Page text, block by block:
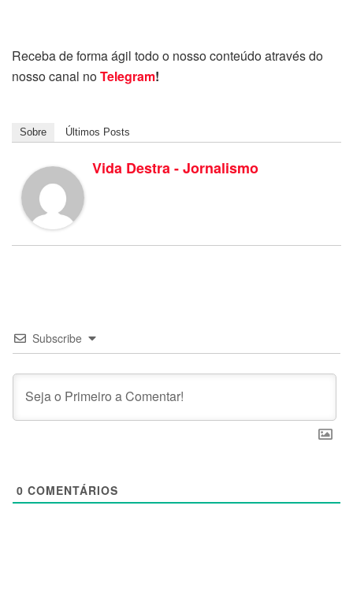
Receba de forma ágil todo o nosso conteúdo através do
nosso canal noTelegram!
Sobre Últimos Posts
Vida Destra - Jornalismo
Subscribe
0 COMENTÁRIOS